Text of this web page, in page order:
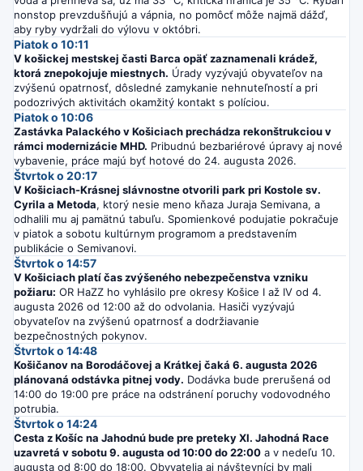
nonstop prevzdušňujú a vápnia, no pomôcť môže najmä dážď,
aby ryby vydržali do výlovu v októbri.
Piatok o 10:11
V košickej mestskej časti Barca opäť zaznamenali krádež,
ktorá znepokojuje miestnych. Úrady vyzývajú obyvateľov na
zvýšenú opatrnosť, dôsledné zamykanie nehnuteľností a pri
podozrivých aktivitách okamžitý kontakt s políciou.
Piatok o 10:06
Zastávka Palackého v Košiciach prechádza rekonštrukciou v
rámci modernizácie MHD. Pribudnú bezbariérové úpravy aj nové
vybavenie, práce majú byť hotové do 24. augusta 2026.
Štvrtok o 20:17
V Košiciach-Krásnej slávnostne otvorili park pri Kostole sv.
Cyrila a Metoda, ktorý nesie meno kňaza Juraja Semivana, a
odhalili mu aj pamätnú tabuľu. Spomienkové podujatie pokračuje
v piatok a sobotu kultúrnym programom a predstavením
publikácie o Semivanovi.
Štvrtok o 14:57
V Košiciach platí čas zvýšeného nebezpečenstva vzniku
požiaru: OR HaZZ ho vyhlásilo pre okresy Košice I až IV od 4.
augusta 2026 od 12:00 až do odvolania. Hasiči vyzývajú
obyvateľov na zvýšenú opatrnosť a dodržiavanie
bezpečnostných pokynov.
Štvrtok o 14:48
Košičanov na Borodáčovej a Krátkej čaká 6. augusta 2026
plánovaná odstávka pitnej vody. Dodávka bude prerušená od
14:00 do 19:00 pre práce na odstránení poruchy vodovodného
potrubia.
Štvrtok o 14:24
Cesta z Košíc na Jahodnú bude pre preteky XI. Jahodná Race
uzavretá v sobotu 9. augusta od 10:00 do 22:00 a v nedeľu 10.
augusta od 8:00 do 18:00. Obyvatelia aj návštevníci by mali